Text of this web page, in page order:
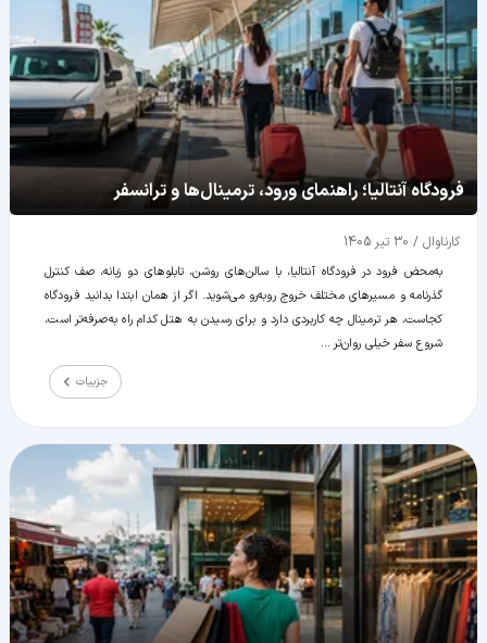
فرودگاه آنتالیا؛ راهنمای ورود، ترمینال‌ها و ترانسفر
کارناوال / 30 تیر 1405
به‌محض فرود در فرودگاه آنتالیا، با سالن‌های روشن، تابلوهای دو زبانه، صف کنترل
گذرنامه و مسیرهای مختلف خروج روبه‌رو می‌شوید. اگر از همان ابتدا بدانید فرودگاه
کجاست، هر ترمینال چه کاربردی دارد و برای رسیدن به هتل کدام راه به‌صرفه‌تر است،
شروع سفر خیلی روان‌تر ...
جزییات